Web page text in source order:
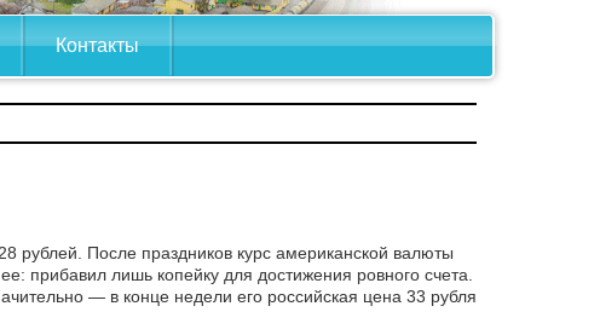
Контакты
рублей. После праздников курс американской валюты
прибавил лишь копейку для достижения ровного счета.
— в конце недели его российская цена 33 рубля